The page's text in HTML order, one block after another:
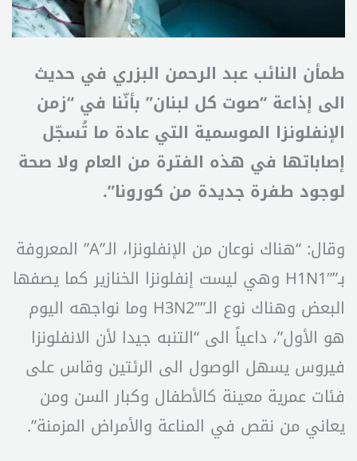
طمأن النائب عبد الرحمن البزري في حديث
الى إذاعة “صوت كل لبنان” بأنّنا في “زمن
الإنفلونزا الموسمية التي عادة ما تُسجّل
إصاباتها في هذه الفترة من العام ولا صحة
لوجود طفرة جديدة من كورونا”.
وقال: “هناك نوعان من الإنفلونزا، الـ”A” المعروفة
بـ”H1N1″ وهي ليست إنفلونزا الخنازير كما يصفها
البعض وهناك نوع الـ”H3N2″ وما نواجهه اليوم
هو الأول”، داعياً الى “التنبه جيدا لأن الانفلونزا
فيروس يسهل الوصول الى الرئتين وقاس على
فئات عمرية معينة كالأطفال وكبار السن ومن
يعاني من نقص في المناعة والأمراض المزمنة”.